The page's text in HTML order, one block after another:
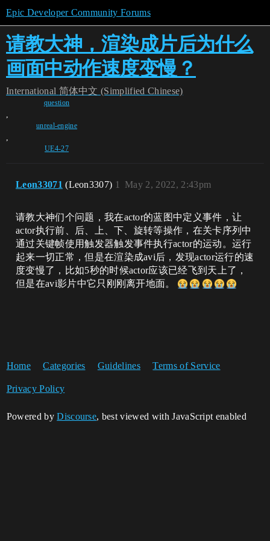
Epic Developer Community Forums
请教大神，渲染成片后为什么
画面中动作速度变慢？
International 简体中文 (Simplified Chinese)
question
,
unreal-engine
,
UE4-27
Leon33071 (Leon3307) May 2, 2022, 2:43pm
1
请教大神们个问题，我在actor的蓝图中定义事件，让
actor执行前、后、上、下、旋转等操作，在关卡序列中
通过关键帧使用触发器触发事件执行actor的运动。运行
起来一切正常，但是在渲染成avi后，发现actor运行的速
度变慢了，比如5秒的时候actor应该已经飞到天上了，
但是在avi影片中它只刚刚离开地面。
Home Categories Guidelines Terms of Service
Privacy Policy
Powered byDiscourse, best viewed with JavaScript enabled